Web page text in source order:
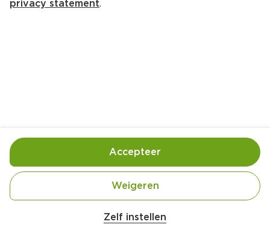
Handige informatie over dit product
Zoute & salmiak drop
Een lekkere mix met voor ieder wat wils
privacy statement.
Zelf instellen
Weigeren
Accepteer